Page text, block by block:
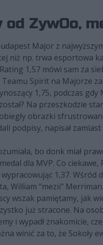
od ZywOo,
Major z
niż np. trwa esportowa
1,57 mówi sam za
Spirit na Majorze
1,75, podczas
Na przeszkodzie
obrazki
podpisy, napisał
bo donk miał
dla MVP. Co
1,37.
William "mezii"
wszak pamiętamy, jak
już stracone. Na
i wypadł znakomicie,
winić za to, że Sokoły